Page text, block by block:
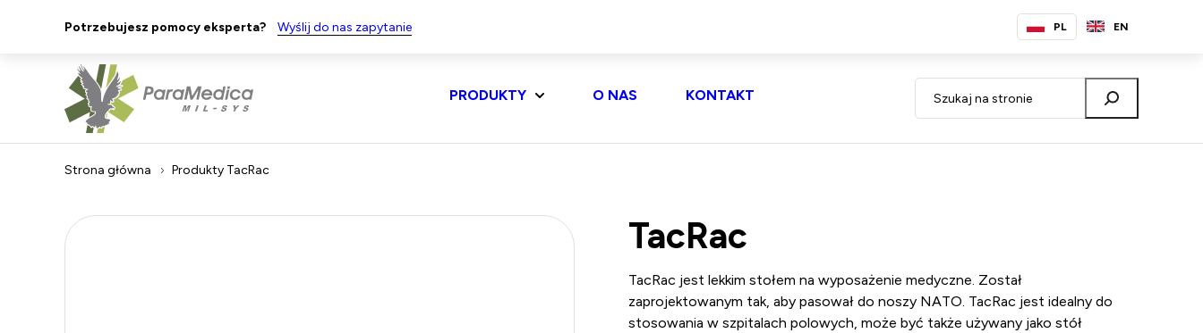
Potrzebujesz pomocy eksperta? Wyślij do nas zapytanie
PRODUKTY O NAS KONTAKT
PL EN
Strona główna Produkty TacRac
TacRac
TacRac jest lekkim stołem na wyposażenie medyczne. Został
zaprojektowanym tak, aby pasował do noszy NATO. TacRac jest idealny do
stosowania w szpitalach polowych, może być także używany jako stół